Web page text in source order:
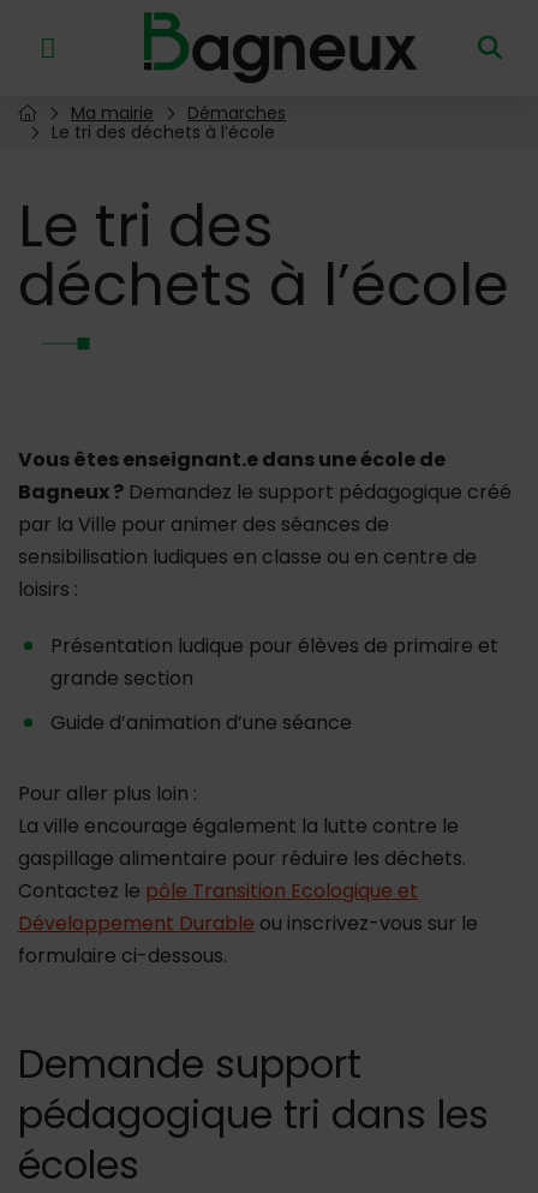
Menu de raccourcis
Retour à l'accueil
Page d'accueil du site
Ma mairie
Démarches
Le tri des déchets à l’école
Le tri des
déchets à l’école
Vous êtes enseignant.e dans une école de
Bagneux ? Demandez le support pédagogique créé
par la Ville pour animer des séances de
sensibilisation ludiques en classe ou en centre de
loisirs :
Présentation ludique pour élèves de primaire et
grande section
Guide d’animation d’une séance
Pour aller plus loin :
La ville encourage également la lutte contre le
gaspillage alimentaire pour réduire les déchets.
Contactez le pôle Transition Ecologique et
Développement Durable ou inscrivez-vous sur le
formulaire ci-dessous.
Demande support
pédagogique tri dans les
écoles